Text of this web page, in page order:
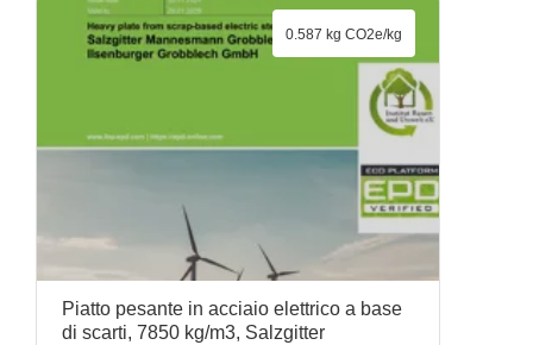
Piatto pesante in acciaio elettrico a base
di scarti, 7850 kg/m3, Salzgitter
0.587 kg CO2e/kg